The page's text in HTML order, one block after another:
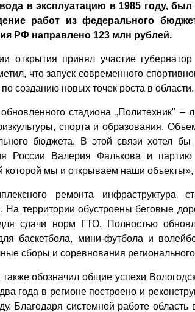
в эксплуатацию в 1985 году,
работ из федерального
РФ направлено 123 млн рублей.
открытия принял участие
что запуск современного
созданию новых точек роста в области.
стадиона „Политехник"
спорта и образования.
бюджета. В этой связи хотел
России Валерия Фалькова и
которой мы и открываем наши
ремонта инфраструктура
На территории обустроены беговые
сдачи норм ГТО. Полностью
баскетбола, мини-футбола и
сборы и соревнования
также обозначил общие успехи
года в регионе построено и
Благодаря системной работе